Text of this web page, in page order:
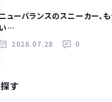
ニューバランスのスニーカー、
い…
2026.07.28 0
す